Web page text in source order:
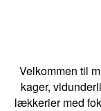
Velkommen til
kager,
lækkerier med